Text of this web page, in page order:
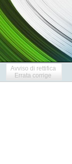
Avviso di rettifica
Errata corrige